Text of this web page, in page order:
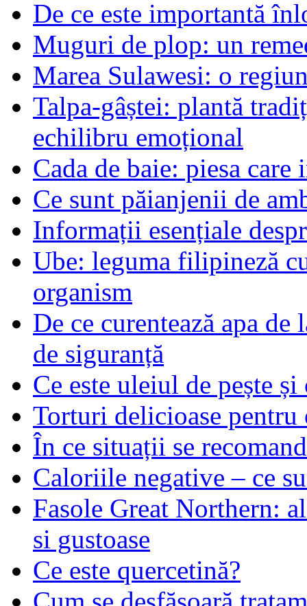
De ce este importantă
Muguri de plop: un
Marea Sulawesi: o
Talpa-gâștei: plantă
echilibru emoțional
Cada de baie: piesa
Ce sunt păianjenii de
Informații esențiale
Ube: leguma filipineză
organism
De ce curentează apa
de siguranță
Ce este uleiul de pește
Torturi delicioase pentru
În ce situații se
Caloriile negative – ce
Fasole Great Northern:
si gustoase
Ce este quercetină?